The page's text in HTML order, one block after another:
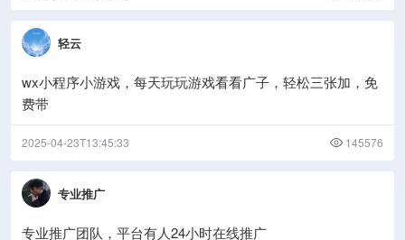
轻云
wx小程序小游戏，每天玩玩游戏看看广子，轻松三张加，免
费带
2025-04-23T13:45:33 145576
专业推广
专业推广团队，平台有人24小时在线推广